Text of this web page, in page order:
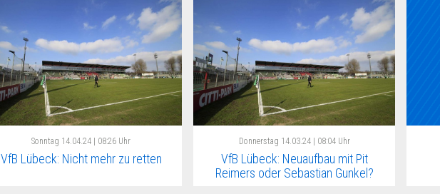
Sonntag 14.04.24 | 08:26 Uhr
VfB Lübeck: Nicht mehr zu retten
Donnerstag 14.03.24 | 08:04 Uhr
VfB Lübeck: Neuaufbau mit Pit
Reimers oder Sebastian Gunkel?